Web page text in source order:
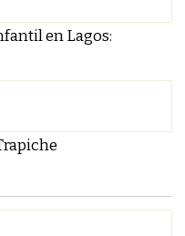
en Lagos: